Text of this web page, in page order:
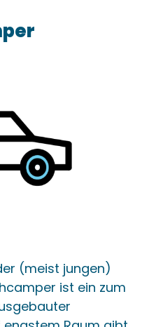
(meist jungen)
ist ein zum